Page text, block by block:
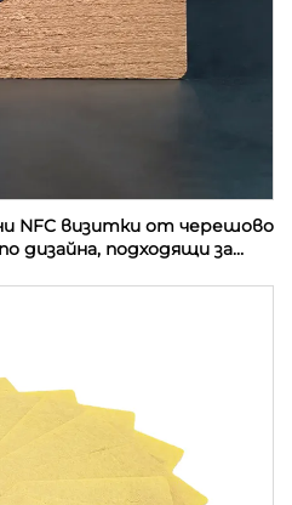
NFC визитки от черешово
дизайна, подходящи за